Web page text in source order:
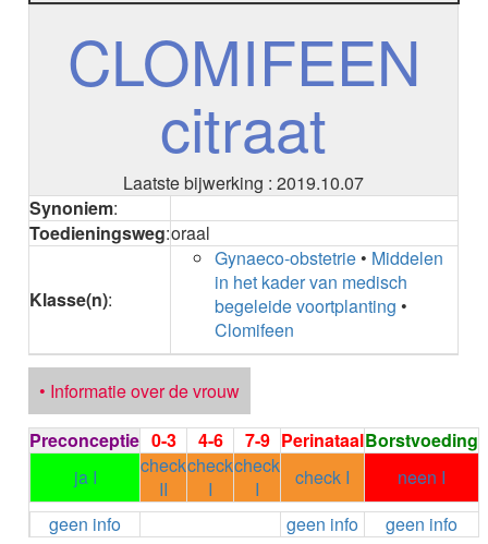
ADENOSINE
AESCINE
AFLIBERCEPT intravitreaal
AFLIBERCEPT parenteraal
AGALSIDASE alfa
AGALSIDASE bèta
AGOMELATINE
ALBUTREPENONACOG ALFA
Stollingsfactor IX; Factor IX
ETHANOL
ALECTINIB
ALEMTUZUMAB
ALENDRONAAT
ALENDRONAAT/VIT D3
ALENDRONAAT / VITAMINE D3 / CACO3
ALFA-1-PROTEINASEREMMER humaan
ALFENTANYL HCl
CLOMIFEEN
citraat
Laatste bijwerking : 2019.10.07
Synoniem:
Toedieningsweg:oraal
Klasse(n):
Gynaeco-obstetrie • Middelen
in het kader van medisch
begeleide voortplanting •
Clomifeen
• Informatie over de vrouw
Preconceptie 0-3 4-6 7-9 PerinataalBorstvoeding
ja I
check
II
check
I
check
I
check I
neen I
geen info
geen info
geen info